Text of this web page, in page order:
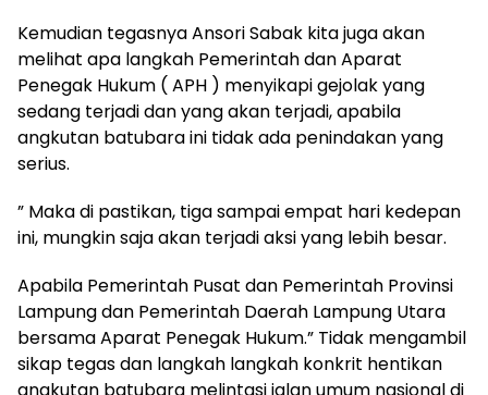
Kemudian tegasnya Ansori Sabak kita juga akan
melihat apa langkah Pemerintah dan Aparat
Penegak Hukum ( APH ) menyikapi gejolak yang
sedang terjadi dan yang akan terjadi, apabila
angkutan batubara ini tidak ada penindakan yang
serius.
” Maka di pastikan, tiga sampai empat hari kedepan
ini, mungkin saja akan terjadi aksi yang lebih besar.
Apabila Pemerintah Pusat dan Pemerintah Provinsi
Lampung dan Pemerintah Daerah Lampung Utara
bersama Aparat Penegak Hukum.” Tidak mengambil
sikap tegas dan langkah langkah konkrit hentikan